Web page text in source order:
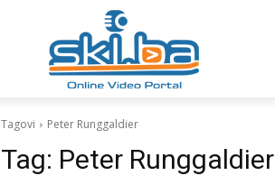
Tagovi Peter Runggaldier
Tag: Peter Runggaldier